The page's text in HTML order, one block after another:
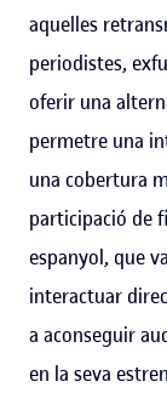
aquelles
periodistes,
oferir una
permetre una
una cobertura
participació de
espanyol, que
interactuar
a aconseguir
en la seva